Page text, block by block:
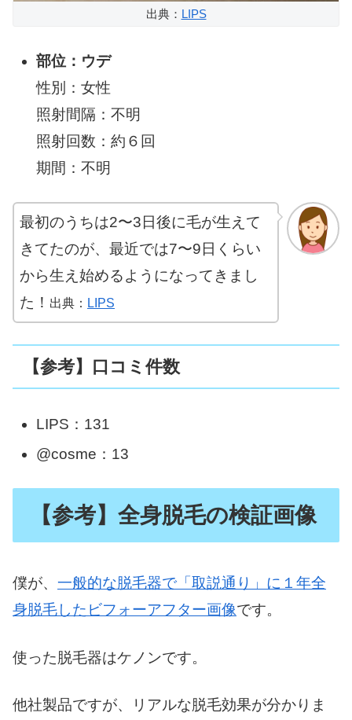
出典： LIPS
部位：ウデ
性別：女性
照射間隔：不明
照射回数：約６回
期間：不明
最初のうちは2〜3日後に毛が生えて
きてたのが、最近では7〜9日くらい
から生え始めるようになってきまし
た！ 出典： LIPS
【参考】口コミ件数
LIPS：131
@cosme：13
【参考】全身脱毛の検証画像
僕が、 一般的な脱毛器で「取説通り」に１年全
身脱毛したビフォーアフター画像です。
使った脱毛器はケノンです。
他社製品ですが、リアルな脱毛効果が分かりま